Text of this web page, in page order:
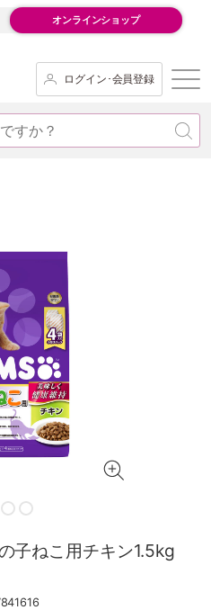
オンラインショップ
ログイン･会員登録
子ねこ用チキン1.5kg